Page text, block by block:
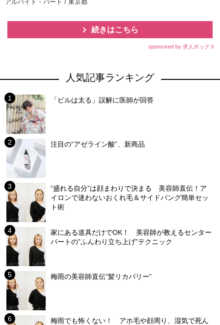
アルバイト・パート / 東京都
続きはこちら
sponsored by 求人ボックス
人気記事ランキング
「ピルは太る」誤解に医師が回答
注目の“アゼライン酸”、新商品
“盛れる自分”は顔まわりで決まる 美容師直伝！ア
イロンで迷わないおくれ毛＆サイドバング簡単セッ
ト術
家にある道具だけでOK！ 美容師が教えるセンター
パートの”ふんわり立ち上げ”テクニック
梅雨の美容師直伝”髪リカバリー”
梅雨でも怖くない！ アホ毛や顔周り、湿気で死ん